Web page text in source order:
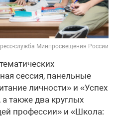
служба Минпросвещения России
сессия, панельные
личности» и «Успех
а также два круглых
профессии» и «Школа: